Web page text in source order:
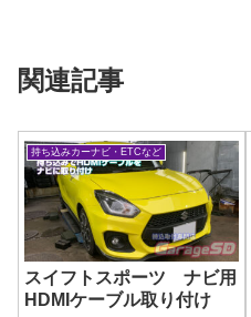
関連記事
持ち込みカーナビ・ETCなど
スイフトスポーツ ナビ用
HDMIケーブル取り付け